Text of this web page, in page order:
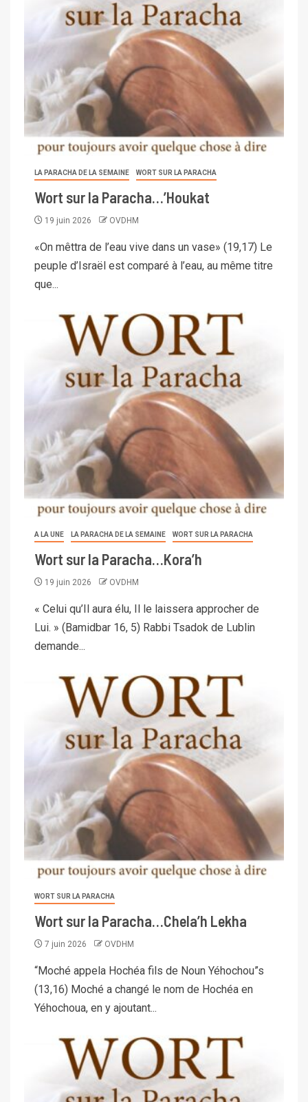
LA PARACHA DE LA SEMAINE WORT SUR LA PARACHA
Wort sur la Paracha…’Houkat
19 juin 2026 OVDHM
«On mêttra de l’eau vive dans un vase» (19,17) Le
peuple d’Israël est comparé à l’eau, au même titre
que...
A LA UNE LA PARACHA DE LA SEMAINE WORT SUR LA PARACHA
Wort sur la Paracha…Kora’h
19 juin 2026 OVDHM
« Celui qu’Il aura élu, Il le laissera approcher de
Lui. » (Bamidbar 16, 5) Rabbi Tsadok de Lublin
demande...
WORT SUR LA PARACHA
Wort sur la Paracha…Chela’h Lekha
7 juin 2026 OVDHM
“Moché appela Hochéa fils de Noun Yéhochou”s
(13,16) Moché a changé le nom de Hochéa en
Yéhochoua, en y ajoutant...